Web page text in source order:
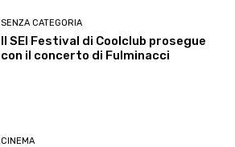
SENZA CATEGORIA
Il SEI Festival di Coolclub prosegue
con il concerto di Fulminacci
CINEMA